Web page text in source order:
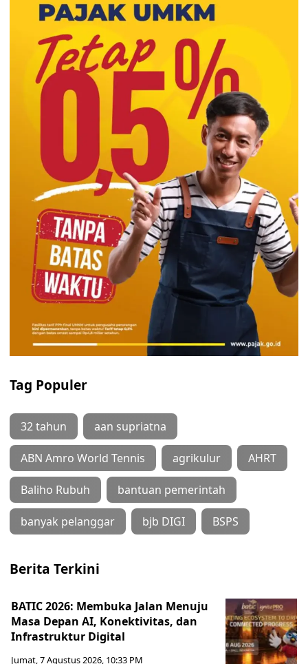
Tag Populer
32 tahun aan supriatna
ABN Amro World Tennis agrikulur AHRT
Baliho Rubuh bantuan pemerintah
banyak pelanggar bjb DIGI BSPS
Berita Terkini
BATIC 2026: Membuka Jalan Menuju
Masa Depan AI, Konektivitas, dan
Infrastruktur Digital
Jumat, 7 Agustus 2026, 10:33 PM